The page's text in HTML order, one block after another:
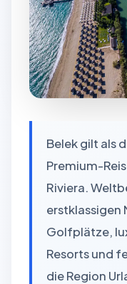
Belek gilt als
Premium-
Riviera.
erstklassigen
Golfplätze,
Resorts und
die Region